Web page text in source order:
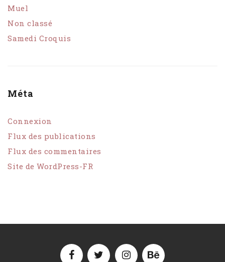
Muel
Non classé
Samedi Croquis
Méta
Connexion
Flux des publications
Flux des commentaires
Site de WordPress-FR